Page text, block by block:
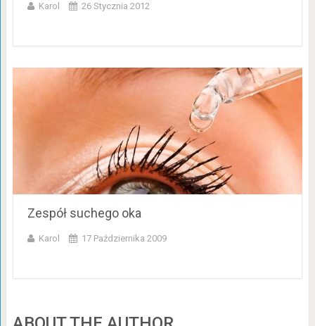
Karol 26 Stycznia 2012
Zespół suchego oka
Karol 17 Października 2009